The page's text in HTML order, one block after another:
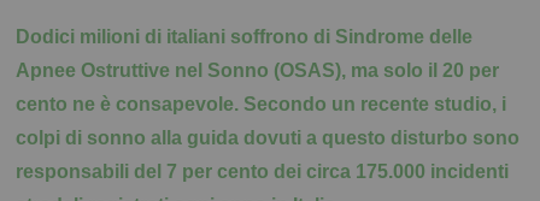
Dodici milioni di italiani soffrono di Sindrome delle
Apnee Ostruttive nel Sonno (OSAS), ma solo il 20 per
cento ne è consapevole. Secondo un recente studio, i
colpi di sonno alla guida dovuti a questo disturbo sono
responsabili del 7 per cento dei circa 175.000 incidenti